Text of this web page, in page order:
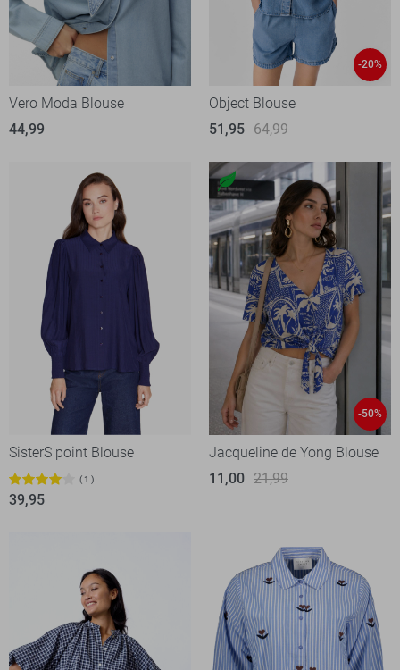
Vero Moda Blouse
44,99
-20%
Object Blouse
51,95 64,99
SisterS point Blouse
1
39,95
-50%
Jacqueline de Yong Blouse
11,00 21,99